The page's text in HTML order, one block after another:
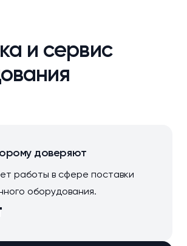
и сервис
доверяют
работы в сфере поставки
оборудования.